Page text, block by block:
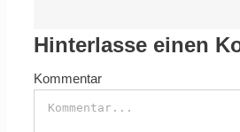
Hinterlasse einen
Kommentar